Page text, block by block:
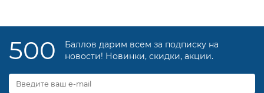
500
Баллов дарим всем за подписку на
новости! Новинки, скидки, акции.